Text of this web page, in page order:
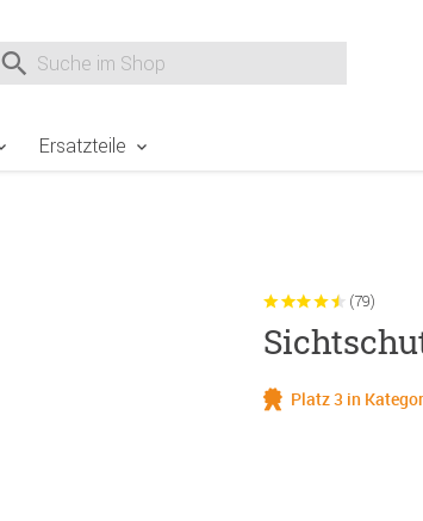
Suche nach
Ersatzteile
(79)
Platz 3 in